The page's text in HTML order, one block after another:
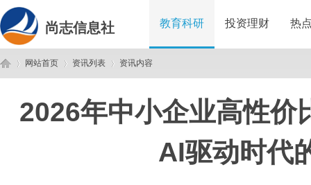
尚志信息社 教育科研 投资理财 热
网站首页
›
资讯列表 资讯内容
2026年中小企业高性价
AI驱动时代